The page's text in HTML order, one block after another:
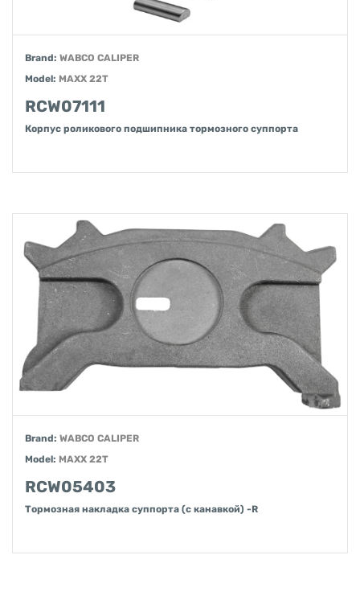
Brand: WABCO CALIPER
Model: MAXX 22T
RCW07111
Корпус роликового подшипника тормозного суппорта
Brand: WABCO CALIPER
Model: MAXX 22T
RCW05403
Тормозная накладка суппорта (с канавкой) -R